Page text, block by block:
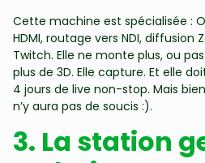
Cette machine est spécialisée :
HDMI, routage vers NDI, diffusion
Twitch. Elle ne monte plus, ou
plus de 3D. Elle capture. Et elle
4 jours de live non-stop. Mais
n’y aura pas de soucis :).
3. La station